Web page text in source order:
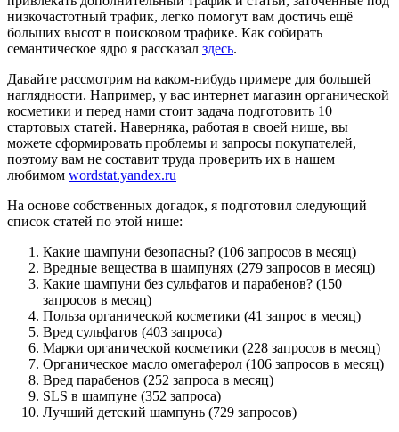
низкочастотный трафик, легко помогут вам достичь ещё
больших высот в поисковом трафике. Как собирать
семантическое ядро я рассказал здесь.
Давайте рассмотрим на каком-нибудь примере для большей
наглядности. Например, у вас интернет магазин органической
косметики и перед нами стоит задача подготовить 10
стартовых статей. Наверняка, работая в своей нише, вы
можете сформировать проблемы и запросы покупателей,
поэтому вам не составит труда проверить их в нашем
любимом wordstat.yandex.ru
На основе собственных догадок, я подготовил следующий
список статей по этой нише:
Какие шампуни безопасны? (106 запросов в месяц)
Вредные вещества в шампунях (279 запросов в месяц)
Какие шампуни без сульфатов и парабенов? (150
запросов в месяц)
Польза органической косметики (41 запрос в месяц)
Вред сульфатов (403 запроса)
Марки органической косметики (228 запросов в месяц)
Органическое масло омегаферол (106 запросов в месяц)
Вред парабенов (252 запроса в месяц)
SLS в шампуне (352 запроса)
Лучший детский шампунь (729 запросов)